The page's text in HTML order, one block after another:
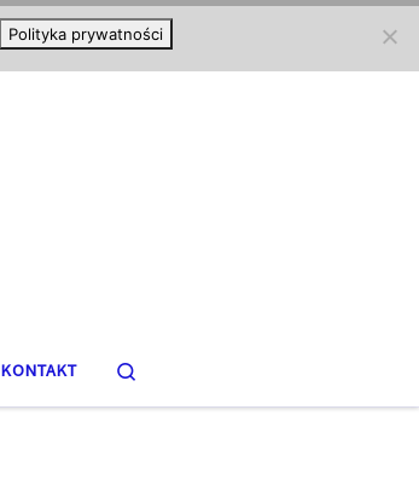
KONTAKT
Polityka prywatności